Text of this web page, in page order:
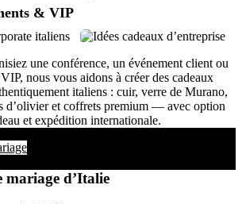
& VIP
une conférence, un événement client ou
nous vous aidons à créer des cadeaux
italiens : cuir, verre de Murano,
d’olivier et coffrets premium — avec option
et expédition internationale.
mariage d’Italie